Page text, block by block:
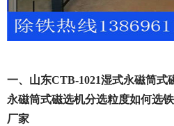
一、山东CTB-1021湿式永磁筒式
永磁筒式磁选机分选粒度如何选
厂家